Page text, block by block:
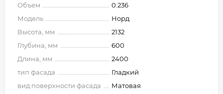
Объем
0.236
Модель
Норд
Высота, мм
2132
Глубина, мм
600
Длина, мм
2400
тип фасада
Гладкий
вид поверхности фасада
Матовая